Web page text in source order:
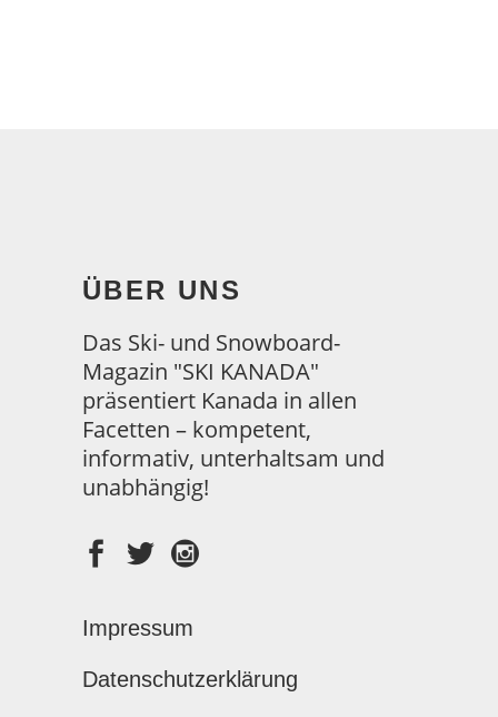
ÜBER UNS
Das Ski- und Snowboard-
Magazin "SKI KANADA"
präsentiert Kanada in allen
Facetten – kompetent,
informativ, unterhaltsam und
unabhängig!
Impressum
Datenschutzerklärung